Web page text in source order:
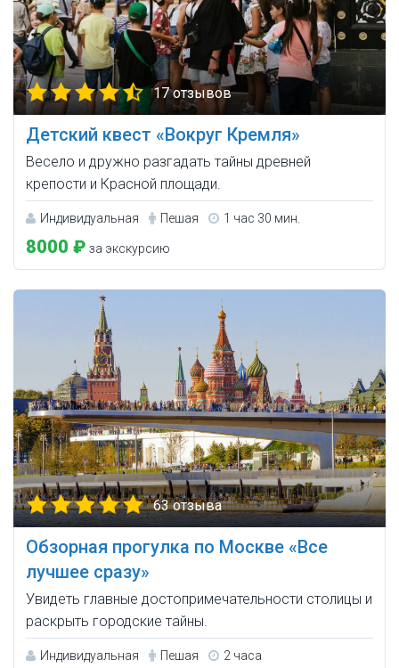
17 отзывов
Детский квест «Вокруг Кремля»
Весело и дружно разгадать тайны древней
крепости и Красной площади.
Индивидуальная Пешая 1 час 30 мин.
8000 ₽ за экскурсию
63 отзыва
Обзорная прогулка по Москве «Все
лучшее сразу»
Увидеть главные достопримечательности столицы и
раскрыть городские тайны.
Индивидуальная Пешая 2 часа